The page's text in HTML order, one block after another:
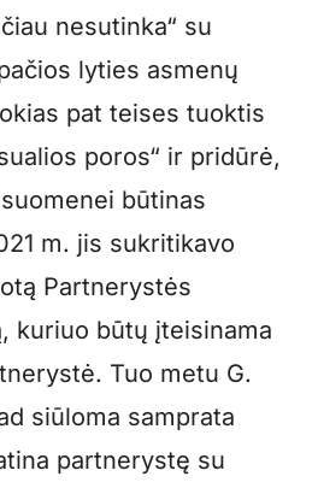
nesutinka“ su
lyties asmenų
pat teises tuoktis
poros“ ir pridūrė,
būtinas
m. jis sukritikavo
Partnerystės
kuriuo būtų įteisinama
Tuo metu G.
siūloma samprata
partnerystę su